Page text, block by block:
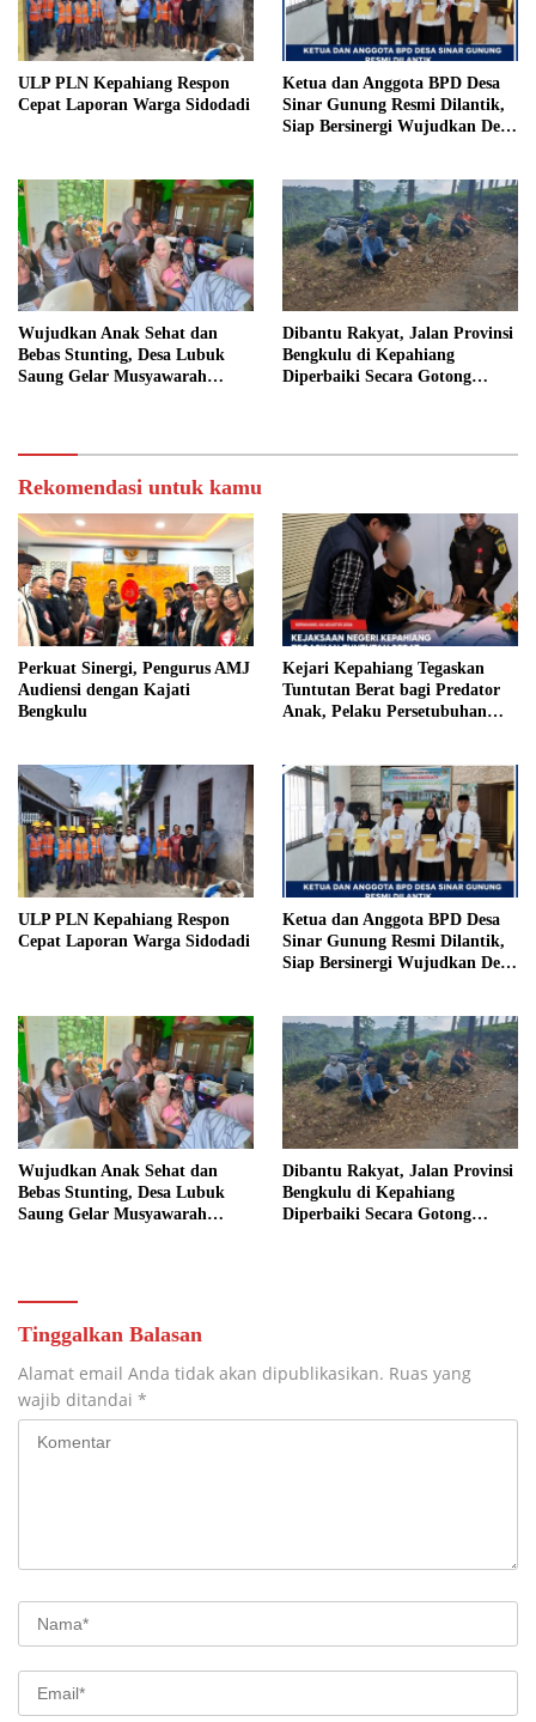
ULP PLN Kepahiang Respon
Cepat Laporan Warga Sidodadi
Ketua dan Anggota BPD Desa
Sinar Gunung Resmi Dilantik,
Siap Bersinergi Wujudkan Desa
Wujudkan Anak Sehat dan
Bebas Stunting, Desa Lubuk
Saung Gelar Musyawarah
Dibantu Rakyat, Jalan Provinsi
Bengkulu di Kepahiang
Diperbaiki Secara Gotong
Rekomendasi untuk kamu
Perkuat Sinergi, Pengurus AMJ
Audiensi dengan Kajati
Bengkulu
Kejari Kepahiang Tegaskan
Tuntutan Berat bagi Predator
Anak, Pelaku Persetubuhan
Penjara
ULP PLN Kepahiang Respon
Cepat Laporan Warga Sidodadi
Ketua dan Anggota BPD Desa
Sinar Gunung Resmi Dilantik,
Siap Bersinergi Wujudkan Desa
Wujudkan Anak Sehat dan
Bebas Stunting, Desa Lubuk
Saung Gelar Musyawarah
Dibantu Rakyat, Jalan Provinsi
Bengkulu di Kepahiang
Diperbaiki Secara Gotong
Tinggalkan Balasan
Alamat email Anda tidak akan dipublikasikan. Ruas yang
wajib ditandai *